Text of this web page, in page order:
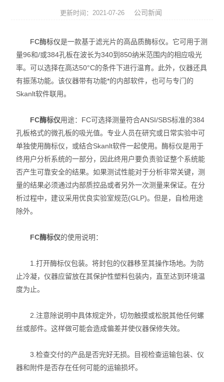
实验室纯水
微孔板仪器
高压灭菌器
实验室天平
更新时间：2021-07-26 公司新闻
FC酶标仪是一款基于滤光片的高品质酶标仪。它可用于测
量96和/或384孔板在波长为340到850纳米范围内的相应吸光
率。可以选择在高达50°C的条件下进行温育。此外，仪器还具
有振荡功能。该仪器带有功能*的内部软件，也可与专门的
Skanlt软件联用。
FC酶标仪用途：FC可选择测量符合ANSI/SBS标准的384
孔板格式的微孔板的吸光值。专业人员在研究或日常实验中可
单独使用酶标仪，或结合Skanlt软件一起使用。酶标仪是用于
终用户分析系统的一部分，因此终用户要负责验证整个系统能
否产生可靠安全的结果。如果测试性能对于分析非常关键，测
量的结果必须通过内部质控品或者另外一次测量来保证。在分
析过程中，建议采用优良实验室规范(GLP)。但是，自检用途
除外。
FC酶标仪的使用说明：
1.打开酶标仪包装。将封包的仪器移至其操作场地。为防
止冷凝，仪器应留放在其保护性塑料包装内，直至达到环境温
度为止。
2.注意除说明中具体规定外，切勿触摸或松脱其他任何螺
丝或部件。这样做可能会造成偏差并使仪器保修失效。
3.检查交付的产品是否完好无损。目视检查运输包装、仪
器和附件是否存在任何可能的运输损坏。